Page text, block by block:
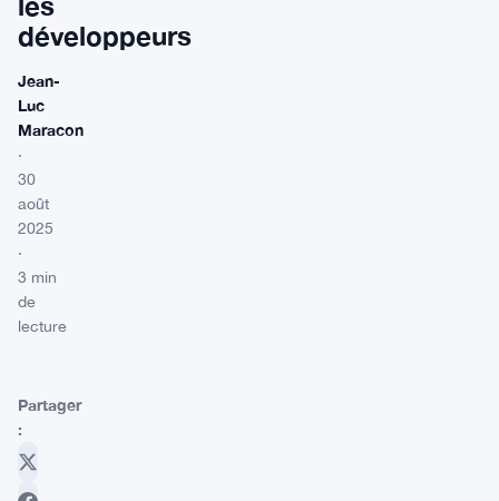
développeurs
Jean-
Luc
Maracon
·
30
août
2025
·
3 min
de
lecture
Partager
: